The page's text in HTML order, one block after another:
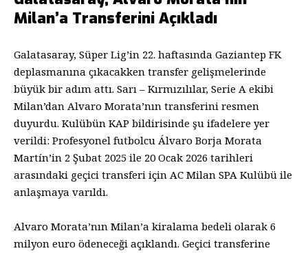
Milan’a Transferini Açıkladı
Galatasaray, Süper Lig’in 22. haftasında Gaziantep FK
deplasmanına çıkacakken transfer gelişmelerinde
büyük bir adım attı. Sarı – Kırmızılılar, Serie A ekibi
Milan’dan Alvaro Morata’nın transferini resmen
duyurdu. Kulübün KAP bildirisinde şu ifadelere yer
verildi: Profesyonel futbolcu Álvaro Borja Morata
Martín’in 2 Şubat 2025 ile 20 Ocak 2026 tarihleri
arasındaki geçici transferi için AC Milan SPA Kulübü ile
anlaşmaya varıldı.
Alvaro Morata’nın Milan’a kiralama bedeli olarak 6
milyon euro ödeneceği açıklandı. Geçici transferine